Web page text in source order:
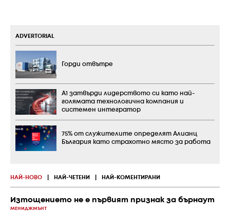
НАЙ-НОВО НАЙ-ЧЕТЕНИ НАЙ-КОМЕНТИРАНИ
Изтощението не е първият признак за бърнаут
МЕНИДЖМЪНТ
ADVERTORIAL
Горди отвътре
А1 затвърди лидерството си като най-
голямата технологична компания и
системен интегратор
75% от служителите определят Алианц
България като страхотно място за работа